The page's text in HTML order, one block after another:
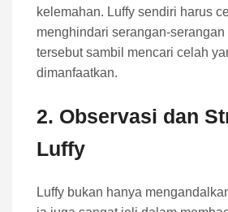
kelemahan. Luffy sendiri harus
menghindari serangan-serangan
tersebut sambil mencari celah
dimanfaatkan.
2. Observasi dan
Luffy
Luffy bukan hanya